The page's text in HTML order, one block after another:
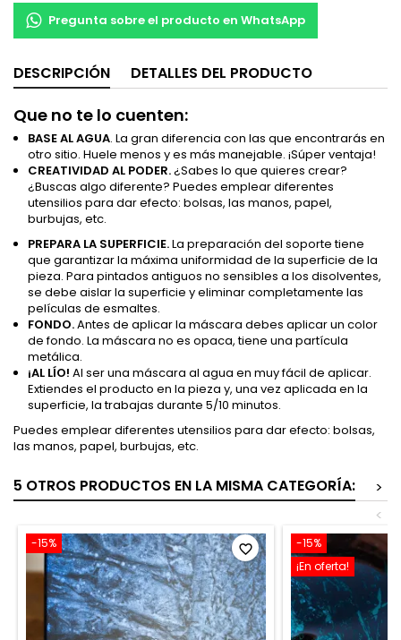
Pregunta sobre el producto en WhatsApp
DESCRIPCIÓN DETALLES DEL PRODUCTO
Que no te lo cuenten:
BASE AL AGUA. La gran diferencia con las que encontrarás en
otro sitio. Huele menos y es más manejable. ¡Súper ventaja!
CREATIVIDAD AL PODER.¿Sabes lo que quieres crear?
¿Buscas algo diferente? Puedes emplear diferentes
utensilios para dar efecto: bolsas, las manos, papel,
burbujas, etc.
PREPARA LA SUPERFICIE.La preparación del soporte tiene
que garantizar la máxima uniformidad de la superficie de la
pieza. Para pintados antiguos no sensibles a los disolventes,
se debe aislar la superficie y eliminar completamente las
películas de esmaltes.
FONDO.Antes de aplicar la máscara debes aplicar un color
de fondo. La máscara no es opaca, tiene una partícula
metálica.
¡AL LÍO! Al ser una máscara al agua en muy fácil de aplicar.
Extiendes el producto en la pieza y, una vez aplicada en la
superficie, la trabajas durante 5/10 minutos.
Puedes emplear diferentes utensilios para dar efecto: bolsas,
las manos, papel, burbujas, etc.
5 OTROS PRODUCTOS EN LA MISMA CATEGORÍA:
>
<
-15% favorite_border
-15%
¡En oferta!